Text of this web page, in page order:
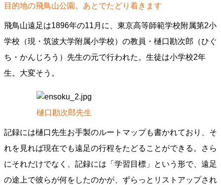
目的地の飛鳥山公園。あとでたどり着きます
飛鳥山遠足は1896年の11月に、東京高等師範学校附属第2小
学校（現・筑波大学附属小学校）の教員・樋口勘次郎（ひぐ
ち・かんじろう）先生の元で行われた。生徒は小学校2年
生。大変そう。
樋口勘次郎先生
記録には樋口先生お手製のルートマップも書かれており、そ
れを見れば現在でも遠足の行程をたどることができる。さら
にそれだけでなく、記録には「学習目標」という形で、遠足
の途上で彼らが何をしたのかが、ずらっとリストアップされ